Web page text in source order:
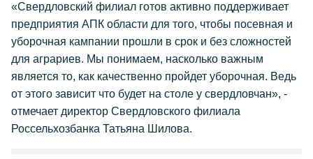
«Свердловский филиал готов активно поддерживает
предприятия АПК области для того, чтобы посевная и
уборочная кампании прошли в срок и без сложностей
для аграриев. Мы понимаем, насколько важным
является то, как качественно пройдет уборочная. Ведь
от этого зависит что будет на столе у свердловчан», -
отмечает директор Свердловского филиала
Россельхозбанка Татьяна Шилова.